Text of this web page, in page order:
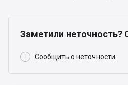
Заметили неточность?
 Сообщить о неточности